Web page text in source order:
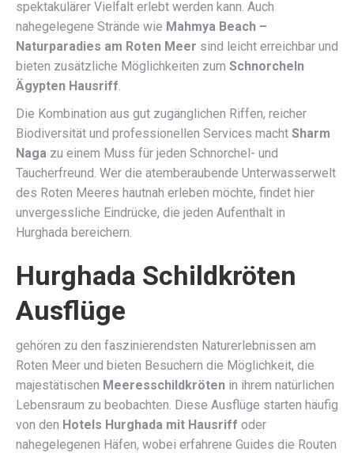
spektakulärer Vielfalt erlebt werden kann. Auch
nahegelegene Strände wie Mahmya Beach –
Naturparadies am Roten Meer sind leicht erreichbar und
bieten zusätzliche Möglichkeiten zum Schnorcheln
Ägypten Hausriff.
Die Kombination aus gut zugänglichen Riffen, reicher
Biodiversität und professionellen Services macht Sharm
Naga zu einem Muss für jeden Schnorchel- und
Taucherfreund. Wer die atemberaubende Unterwasserwelt
des Roten Meeres hautnah erleben möchte, findet hier
unvergessliche Eindrücke, die jeden Aufenthalt in
Hurghada bereichern.
Hurghada Schildkröten
Ausflüge
gehören zu den faszinierendsten Naturerlebnissen am
Roten Meer und bieten Besuchern die Möglichkeit, die
majestätischen Meeresschildkröten in ihrem natürlichen
Lebensraum zu beobachten. Diese Ausflüge starten häufig
von den Hotels Hurghada mit Hausriff oder
nahegelegenen Häfen, wobei erfahrene Guides die Routen